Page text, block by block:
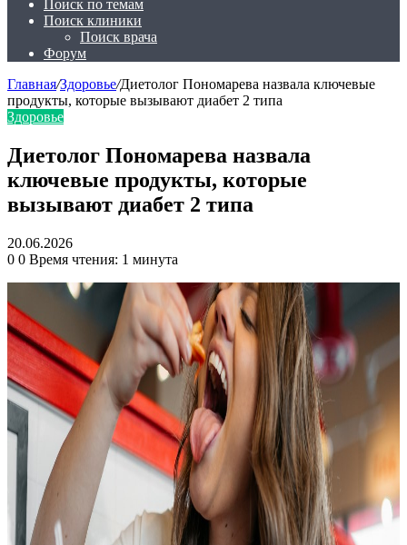
Поиск по темам
Поиск клиники
Поиск врача
Форум
Главная/Здоровье/Диетолог Пономарева назвала ключевые
продукты, которые вызывают диабет 2 типа
Здоровье
Диетолог Пономарева назвала
ключевые продукты, которые
вызывают диабет 2 типа
20.06.2026
0 0 Время чтения: 1 минута